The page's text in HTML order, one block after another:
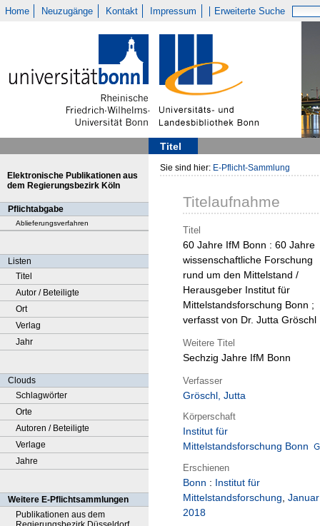
Home Neuzugänge Kontakt Impressum Erweiterte Suche
Titel
Elektronische Publikationen aus
dem Regierungsbezirk Köln
Pflichtabgabe
Ablieferungsverfahren
Listen
Titel
Autor / Beteiligte
Ort
Verlag
Jahr
Clouds
Schlagwörter
Orte
Autoren / Beteiligte
Verlage
Jahre
Weitere E-Pflichtsammlungen
Publikationen aus dem
Sie sind hier: E-Pflicht-Sammlung
Titelaufnahme
Titel
60 Jahre IfM Bonn : 60 Jahre
wissenschaftliche Forschung
rund um den Mittelstand /
Herausgeber Institut für
Mittelstandsforschung Bonn ;
verfasst von Dr. Jutta Gröschl
Weitere Titel
Sechzig Jahre IfM Bonn
Verfasser
Gröschl, Jutta
Körperschaft
Institut für
Mittelstandsforschung Bonn
Erschienen
Bonn : Institut für
Mittelstandsforschung, Januar
2018